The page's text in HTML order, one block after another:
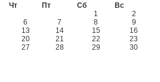
Чт Пт Сб
Вс
1
2
6 7 8
9
13 14 15
16
20 21 22
23
27 28 29
30